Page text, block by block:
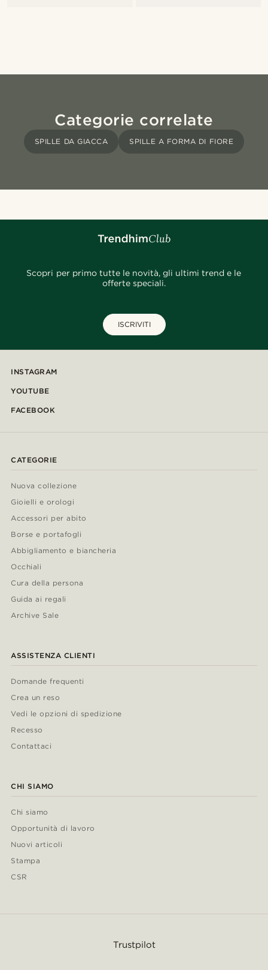
Categorie correlate
SPILLE DA GIACCA SPILLE A FORMA DI FIORE
Scopri per primo tutte le novità, gli ultimi trend e le
offerte speciali.
ISCRIVITI
INSTAGRAM
YOUTUBE
FACEBOOK
CATEGORIE
Nuova collezione
Gioielli e orologi
Accessori per abito
Borse e portafogli
Abbigliamento e biancheria
Occhiali
Cura della persona
Guida ai regali
Archive Sale
ASSISTENZA CLIENTI
Domande frequenti
Crea un reso
Vedi le opzioni di spedizione
Recesso
Contattaci
CHI SIAMO
Chi siamo
Opportunità di lavoro
Nuovi articoli
Stampa
CSR
Trustpilot